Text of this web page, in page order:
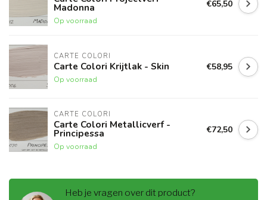
Madonna
Op voorraad
€65,50
CARTE COLORI
Carte Colori Krijtlak - Skin
Op voorraad
€58,95
CARTE COLORI
Carte Colori Metallicverf -
Principessa
Op voorraad
€72,50
Heb je vragen over dit product?